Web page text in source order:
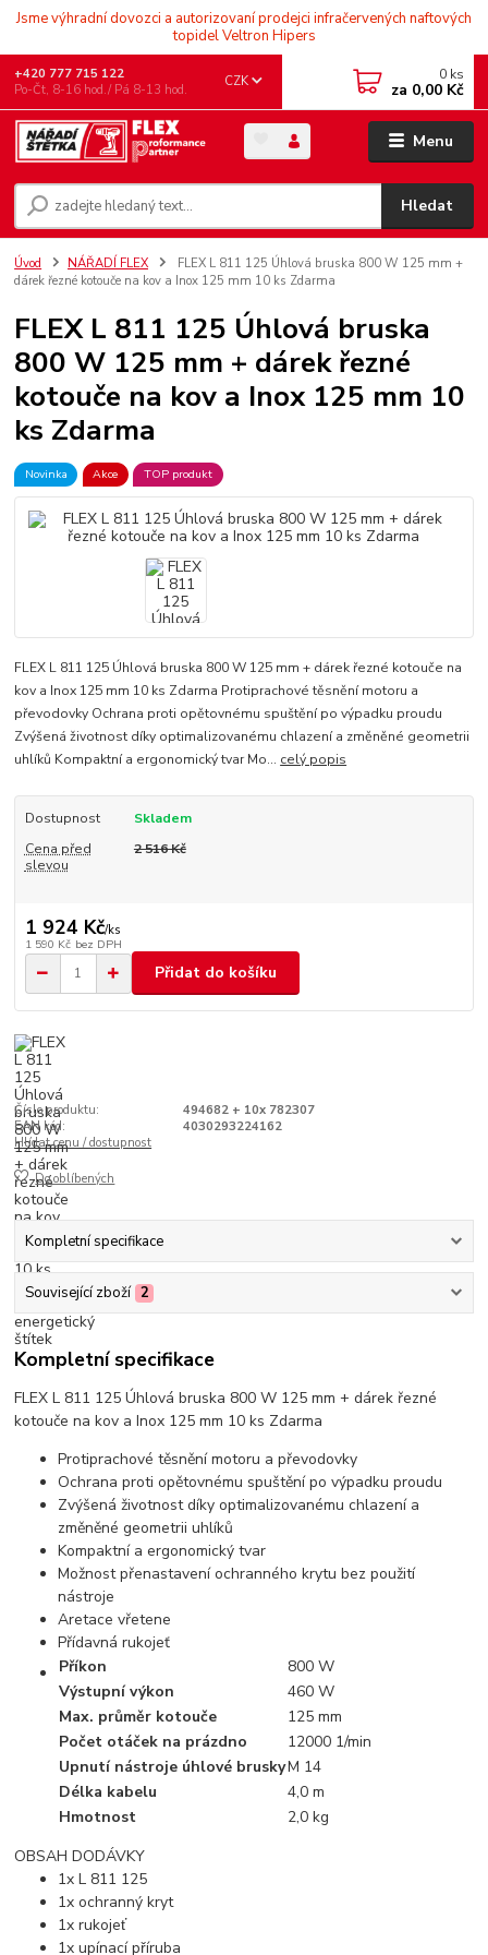
Jsme výhradní dovozci a autorizovaní prodejci infračervených naftových
topidel Veltron Hipers
Menu
CZK
Hledat
+420 777 715 122
Po-Čt, 8-16 hod./ Pá 8-13 hod.
0 ks
za 0,00 Kč
Úvod NÁŘADÍ FLEX
FLEX L 811 125 Úhlová bruska 800 W 125 mm +
dárek řezné kotouče na kov a Inox 125 mm 10 ks Zdarma
FLEX L 811 125 Úhlová bruska
800 W 125 mm + dárek řezné
kotouče na kov a Inox 125 mm 10
ks Zdarma
Novinka Akce TOP produkt
FLEX L 811 125 Úhlová bruska 800 W 125 mm + dárek řezné kotouče na
kov a Inox 125 mm 10 ks Zdarma Protiprachové těsnění motoru a
převodovky Ochrana proti opětovnému spuštění po výpadku proudu
Zvýšená životnost díky optimalizovanému chlazení a změněné geometrii
uhlíků Kompaktní a ergonomický tvar Mo... celý popis
Dostupnost
Skladem
Cena před
slevou
2 516 Kč
1 924 Kč/ks
1 590 Kč bez DPH
Přidat do košíku
Číslo produktu:
494682 + 10x 782307
EAN kód:
4030293224162
Hlídat cenu / dostupnost
Do oblíbených
Kompletní specifikace
Související zboží 2
Kompletní specifikace
FLEX L 811 125 Úhlová bruska 800 W 125 mm + dárek řezné
kotouče na kov a Inox 125 mm 10 ks Zdarma
Protiprachové těsnění motoru a převodovky
Ochrana proti opětovnému spuštění po výpadku proudu
Zvýšená životnost díky optimalizovanému chlazení a
změněné geometrii uhlíků
Kompaktní a ergonomický tvar
Možnost přenastavení ochranného krytu bez použití
nástroje
Aretace vřetene
Přídavná rukojeť
Příkon
800 W
Výstupní výkon
460 W
Max. průměr kotouče
125 mm
Počet otáček na prázdno
12000 1/min
Upnutí nástroje úhlové bruskyM 14
Délka kabelu
4,0 m
Hmotnost
2,0 kg
OBSAH DODÁVKY
1x L 811 125
1x ochranný kryt
1x rukojeť
1x upínací příruba